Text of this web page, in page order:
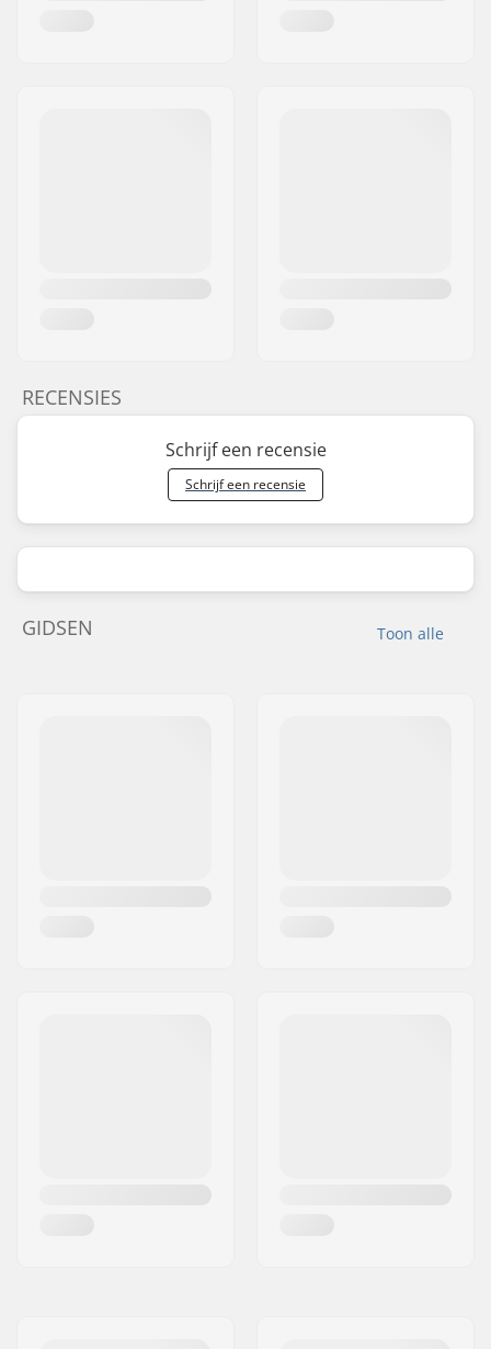
RECENSIES
Schrijf een recensie
Schrijf een recensie
Toon alle
GIDSEN